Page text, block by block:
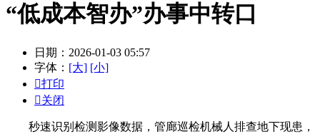
“低成本智办”办事中转口
日期：2026-01-03 05:57
字体： [大] [小]
打印
关闭
秒速识别检测影像数据，管廊巡检机械人排查地下现患，